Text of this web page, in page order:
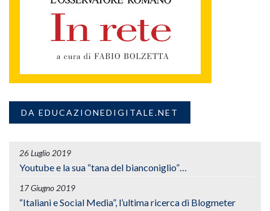
DA EDUCAZIONEDIGITALE.NET
26 Luglio 2019
Youtube e la sua “tana del bianconiglio”…
17 Giugno 2019
“Italiani e Social Media”, l’ultima ricerca di Blogmeter